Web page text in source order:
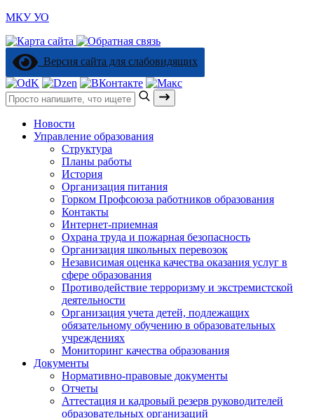
МКУ УО
Версия сайта для слабовидящих
Поиск:
Новости
Управление образования
Структура
Планы работы
История
Организация питания
Горком Профсоюза работников образования
Контакты
Интернет-приемная
Охрана труда и пожарная безопасность
Организация школьных перевозок
Независимая оценка качества оказания услуг в
сфере образования
Противодействие терроризму и экстремистской
деятельности
Организация учета детей, подлежащих
обязательному обучению в образовательных
учреждениях
Мониторинг качества образования
Документы
Нормативно-правовые документы
Отчеты
Аттестация и кадровый резерв руководителей
образовательных организаций